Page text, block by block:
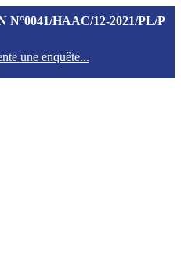
HAAC/12-2021/PL/P
une enquête...